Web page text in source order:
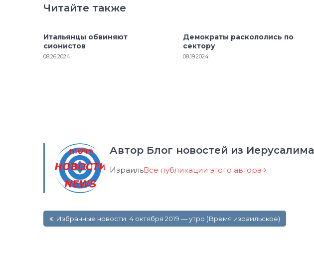
Читайте также
Итальянцы обвиняют
сионистов
08.26.2024
Демократы раскололись по
сектору
08.19.2024
Автор Блог новостей из Иерусалима
ИзраильВсе публикации этого автора
по Избранные новости. 4 октября 2019 — утро (Время израильское)